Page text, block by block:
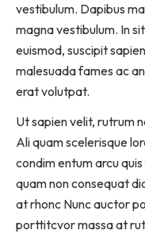
vestibulum. Dapibus
magna vestibulum. In
euismod, suscipit
malesuada fames ac
erat volutpat.
Ut sapien velit, rutrum
Ali quam scelerisque
condim entum arcu
quam non consequat
at rhonc Nunc auctor
porttitcvor massa at